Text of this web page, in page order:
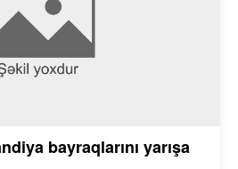
bayraqlarını yarışa